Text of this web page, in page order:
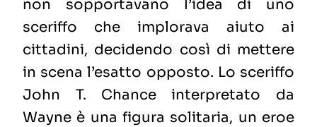
non sopportavano l’idea di uno
sceriffo che implorava aiuto ai
cittadini, decidendo così di mettere
in scena l’esatto opposto. Lo sceriffo
John T. Chance interpretato da
Wayne è una figura solitaria, un eroe